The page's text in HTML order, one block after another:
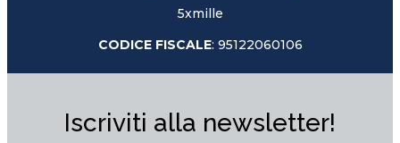
5xmille
CODICE FISCALE: 95122060106
Iscriviti alla newsletter!